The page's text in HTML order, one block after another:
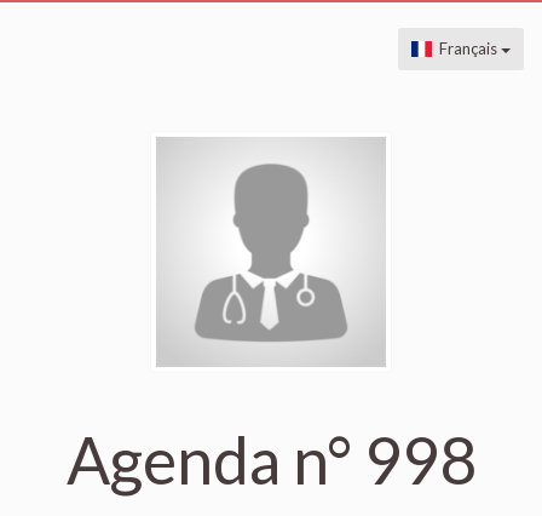
Français
Agenda n° 998